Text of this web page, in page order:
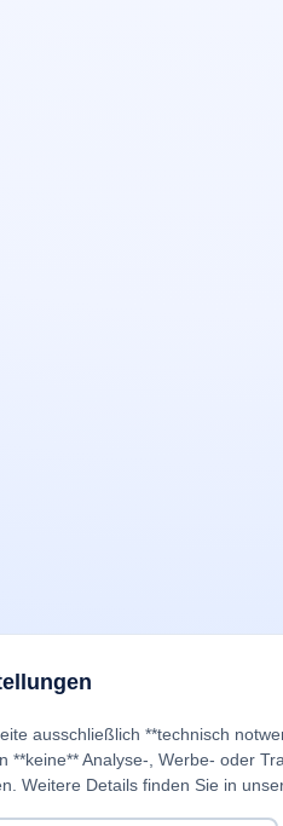
ausschließlich **technisch
**keine** Analyse-, Werbe- oder
Weitere Details finden Sie in